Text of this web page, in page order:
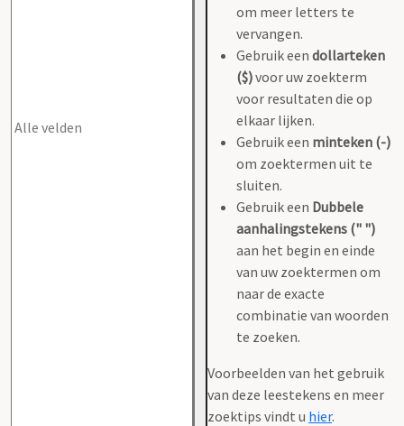
om meer letters te
vervangen.
Gebruik een dollarteken
($)voor uw zoekterm
voor resultaten die op
elkaar lijken.
Gebruik een minteken (-)
om zoektermen uit te
sluiten.
Gebruik een Dubbele
aanhalingstekens (" ")
aan het begin en einde
van uw zoektermen om
naar de exacte
combinatie van woorden
te zoeken.
Voorbeelden van het gebruik
van deze leestekens en meer
zoektips vindt u hier.